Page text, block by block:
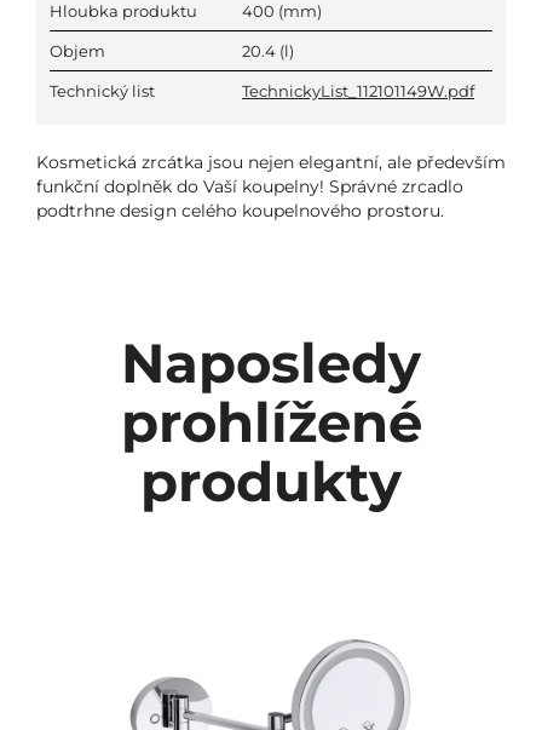
Hloubka produktu 400 (mm)
Objem 20.4 (l)
Technický list TechnickyList_112101149W.pdf
Kosmetická zrcátka jsou nejen elegantní, ale především
funkční doplněk do Vaší koupelny! Správné zrcadlo
podtrhne design celého koupelnového prostoru.
Naposledy
prohlížené
produkty